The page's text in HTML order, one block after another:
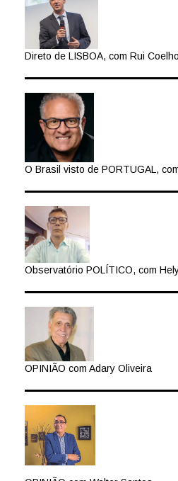
Direto de LISBOA, com Rui Coelho
O Brasil visto de PORTUGAL,
Observatório POLÍTICO, com
OPINIÃO com Adary Oliveira